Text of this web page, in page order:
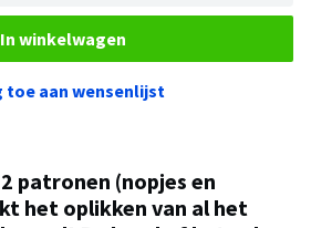
In winkelwagen
toe aan wensenlijst
patronen (nopjes en
het oplikken van al het